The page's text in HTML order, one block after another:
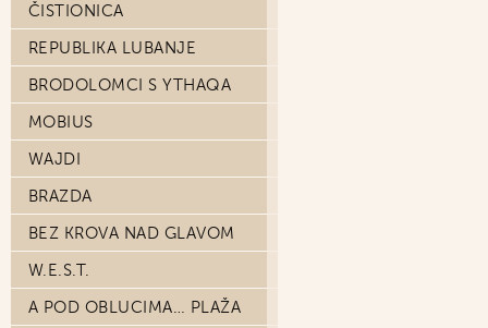
ČISTIONICA
REPUBLIKA LUBANJE
BRODOLOMCI S YTHAQA
MOBIUS
WAJDI
BRAZDA
BEZ KROVA NAD GLAVOM
W.E.S.T.
A POD OBLUCIMA… PLAŽA